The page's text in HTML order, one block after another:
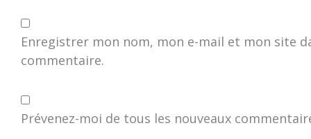
Enregistrer mon nom, mon e-mail et mon site
commentaire.
Prévenez-moi de tous les nouveaux